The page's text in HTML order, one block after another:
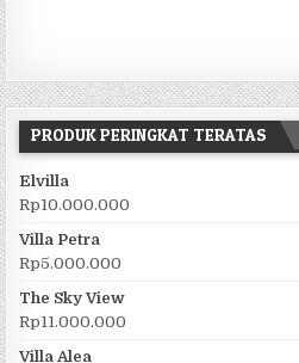
PRODUK PERINGKAT TERATAS
Elvilla
Rp10.000.000
Villa Petra
Rp5.000.000
The Sky View
Rp11.000.000
Villa Alea